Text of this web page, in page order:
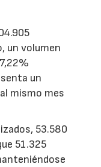
un volumen
un
mismo mes
53.580
51.325